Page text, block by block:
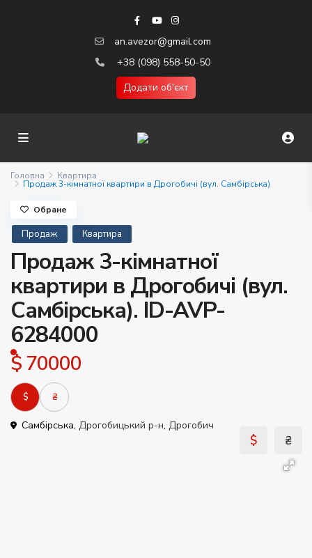
an.avezor@gmail.com
+38 (098) 558-50-50
Додати об'єкт
Головна Квартира
Продаж 3-кімнатної квартири в Дрогобичі (вул. Самбірська)
Продаж Квартира
Продаж 3-кімнатної
квартири в Дрогобичі (вул.
Самбірська). ID-AVP-
6284000
$ 70000
$ ₴
Самбірська, Дрогобицький р-н, Дрогобич
Обране
$ ₴